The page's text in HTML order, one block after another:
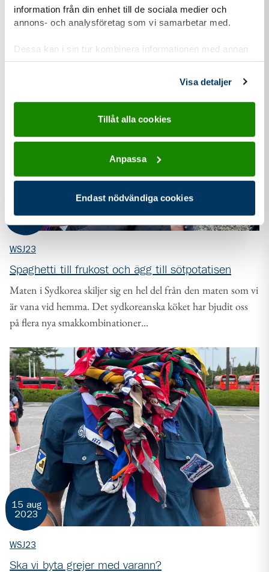
information från din enhet till de sociala medier och
annons- och analysföretag som vi samarbetar med.
Dessa kan i sin tur kombinera informationen med annan
information som du har tillhandahållit eller som de har
Visa detaljer
Tillåt alla cookies
Anpassa
Endast nödvändiga cookies
plats i Sydkorea. Vissa kom lite tidigare och andra lite senare,
och så var det även med...
2023
WSJ23
Spaghetti till frukost och ägg till sötpotatisen
Maten i Sydkorea skiljer sig en hel del från den maten som vi
är vana vid hemma. Det sydkoreanska köket har bjudit oss
på flera nya smakkombinationer...
15 aug
2023
WSJ23
Ska vi byta grejer med varann?